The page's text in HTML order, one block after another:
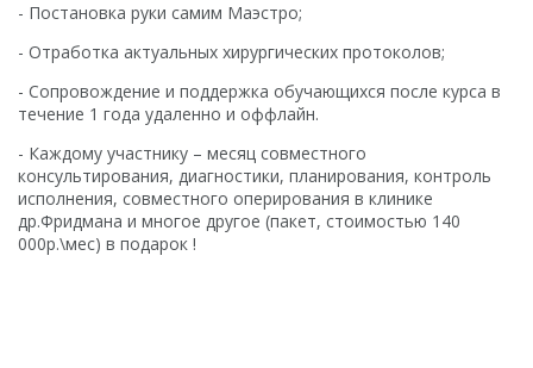
- Постановка руки самим Маэстро;
- Отработка актуальных хирургических протоколов;
- Сопровождение и поддержка обучающихся после курса в
течение 1 года удаленно и оффлайн.
- Каждому участнику – месяц совместного
консультирования, диагностики, планирования, контроль
исполнения, совместного оперирования в клинике
др.Фридмана и многое другое (пакет, стоимостью 140
000р.\мес) в подарок !